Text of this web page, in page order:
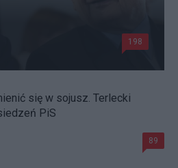
198
się w sojusz. Terlecki
PiS
89